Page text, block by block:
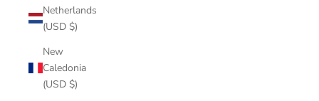
Netherlands
(USD $)
New
Caledonia
(USD $)